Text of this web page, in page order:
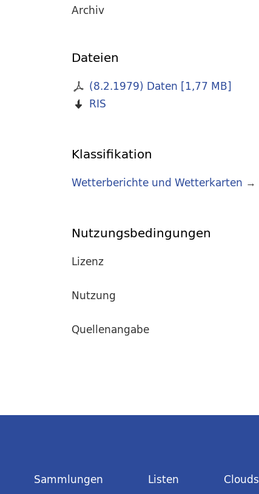
Archiv
Dateien
(8.2.1979) Daten [1,77 MB]
RIS
Klassifikation
Wetterberichte und Wetterkarten →
Nutzungsbedingungen
Lizenz
Nutzung
Quellenangabe
Sammlungen Listen Clouds